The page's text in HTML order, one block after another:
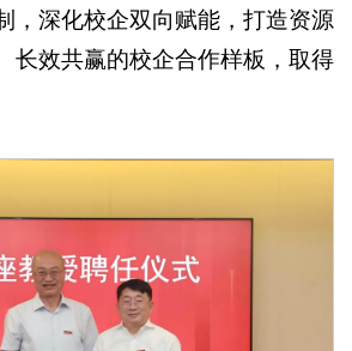
，深化校企双向赋能，打造资源
长效共赢的校企合作样板，取得